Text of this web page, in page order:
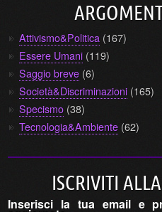
Attivismo&Politica (167)
Essere Umani (119)
Saggio breve (6)
Società&Discriminazioni (165)
Specismo (38)
Tecnologia&Ambiente (62)
ISCRIVITI
Inserisci la tua email e